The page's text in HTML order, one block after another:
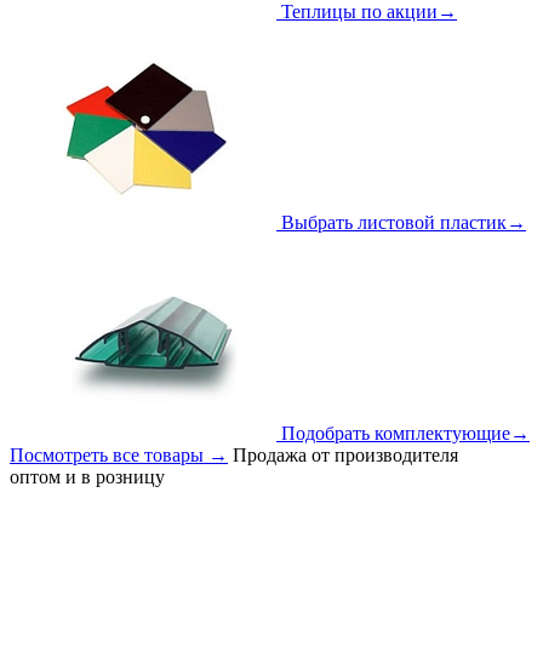
Теплицы по акции →
Выбрать листовой пластик→
Подобрать комплектующие→
Посмотреть все товары → Продажа от производителя
оптом и в розницу